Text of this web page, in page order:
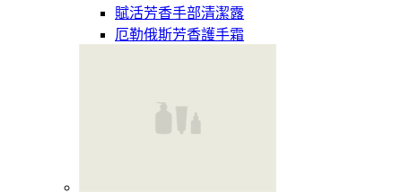
賦活芳香手部清潔露
厄勒俄斯芳香護手霜